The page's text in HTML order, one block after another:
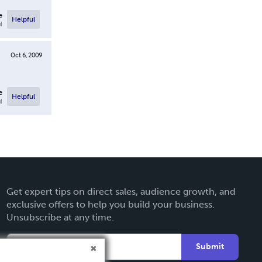
Helpful
Oct 6, 2009
Helpful
Get expert tips on direct sales, audience growth, and
exclusive offers to help you build your business.
Unsubscribe at any time.
Submit